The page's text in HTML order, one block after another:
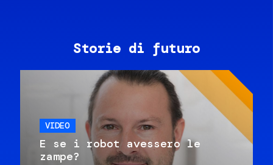
Storie di futuro
VIDEO
E se i robot avessero le
zampe?